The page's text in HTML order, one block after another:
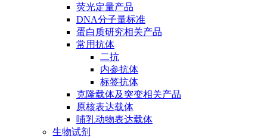
荧光定量产品
DNA分子量标准
蛋白质研究相关产品
常用抗体
二抗
内参抗体
标签抗体
克隆载体及突变相关产品
原核表达载体
哺乳动物表达载体
生物试剂